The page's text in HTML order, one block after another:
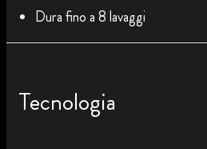
Dura fino a 8 lavaggi
Tecnologia